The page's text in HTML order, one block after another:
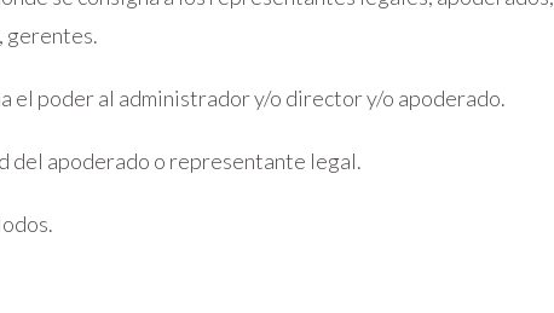
gerentes.
el poder al administrador y/o director y/o apoderado.
del apoderado o representante legal.